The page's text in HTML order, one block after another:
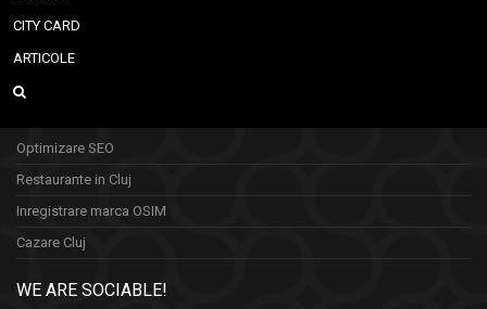
CITY CARD
ARTICOLE
Optimizare SEO
Restaurante in Cluj
Inregistrare marca OSIM
Cazare Cluj
WE ARE SOCIABLE!